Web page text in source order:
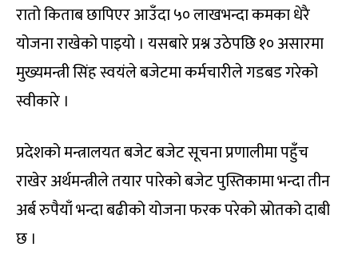
रातो किताब छापिएर आउँदा ५० लाखभन्दा कमका धेरै
योजना राखेको पाइयो । यसबारे प्रश्न उठेपछि १० असारमा
मुख्यमन्त्री सिंह स्वयंले बजेटमा कर्मचारीले गडबड गरेको
स्वीकारे ।
प्रदेशको मन्त्रालयत बजेट बजेट सूचना प्रणालीमा पहुँच
राखेर अर्थमन्त्रीले तयार पारेको बजेट पुस्तिकामा भन्दा तीन
अर्ब रुपैयाँ भन्दा बढीको योजना फरक परेको स्रोतको दाबी
छ ।